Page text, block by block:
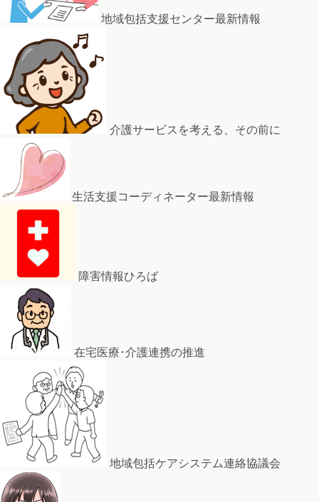
地域包括支援センター最新情報
介護サービスを考える、その前に
生活支援コーディネーター最新情報
障害情報ひろば
在宅医療･介護連携の推進
地域包括ケアシステム連絡協議会